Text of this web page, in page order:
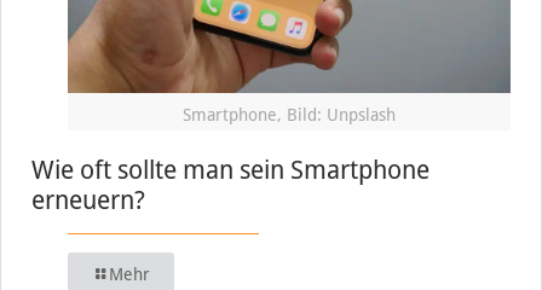
Smartphone, Bild: Unpslash
Wie oft sollte man sein Smartphone
erneuern?
Mehr